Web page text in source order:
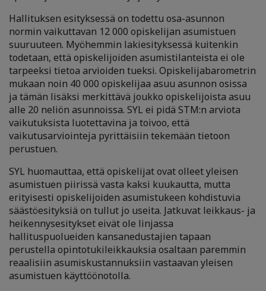
Hallituksen esityksessä on todettu osa-asunnon
normin vaikuttavan 12 000 opiskelijan asumistuen
suuruuteen. Myöhemmin lakiesityksessä kuitenkin
todetaan, että opiskelijoiden asumistilanteista ei ole
tarpeeksi tietoa arvioiden tueksi. Opiskelijabarometrin
mukaan noin 40 000 opiskelijaa asuu asunnon osissa
ja tämän lisäksi merkittävä joukko opiskelijoista asuu
alle 20 neliön asunnoissa. SYL ei pidä STM:n arviota
vaikutuksista luotettavina ja toivoo, että
vaikutusarviointeja pyrittäisiin tekemään tietoon
perustuen.
SYL huomauttaa, että opiskelijat ovat olleet yleisen
asumistuen piirissä vasta kaksi kuukautta, mutta
erityisesti opiskelijoiden asumistukeen kohdistuvia
säästöesityksiä on tullut jo useita. Jatkuvat leikkaus- ja
heikennysesitykset eivät ole linjassa
hallituspuolueiden kansanedustajien tapaan
perustella opintotukileikkauksia osaltaan paremmin
reaalisiin asumiskustannuksiin vastaavan yleisen
asumistuen käyttöönotolla.